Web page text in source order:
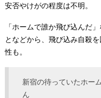
安否やけがの程度は不明。
「ホームで誰か飛び込んだ
となどから、飛び込み自殺
性も。
新宿の待っていたホー
ん